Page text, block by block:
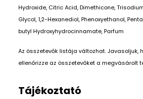
Hydroxide, Citric Acid, Dimethicone,
Glycol, 1,2-Hexanediol, Phenoxyethanol,
butyl Hydroxyhydrocinnamate, Parfum
Az összetevők listája változhat. Javasoljuk,
ellenőrizze az összetevőket a megvásárolt
Tájékoztató